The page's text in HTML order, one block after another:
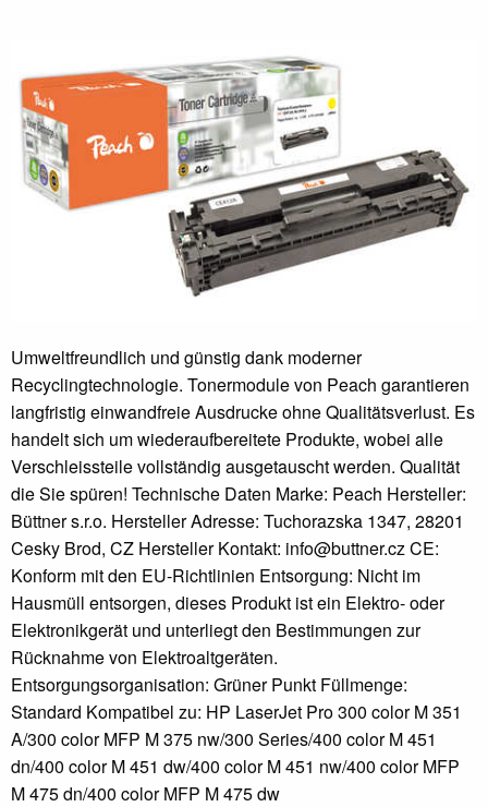
Umweltfreundlich und günstig dank moderner
Recyclingtechnologie. Tonermodule von Peach garantieren
langfristig einwandfreie Ausdrucke ohne Qualitätsverlust. Es
handelt sich um wiederaufbereitete Produkte, wobei alle
Verschleissteile vollständig ausgetauscht werden. Qualität
die Sie spüren! Technische Daten Marke: Peach Hersteller:
Büttner s.r.o. Hersteller Adresse: Tuchorazska 1347, 28201
Cesky Brod, CZ Hersteller Kontakt: info@buttner.cz CE:
Konform mit den EU-Richtlinien Entsorgung: Nicht im
Hausmüll entsorgen, dieses Produkt ist ein Elektro- oder
Elektronikgerät und unterliegt den Bestimmungen zur
Rücknahme von Elektroaltgeräten.
Entsorgungsorganisation: Grüner Punkt Füllmenge:
Standard Kompatibel zu: HP LaserJet Pro 300 color M 351
A/300 color MFP M 375 nw/300 Series/400 color M 451
dn/400 color M 451 dw/400 color M 451 nw/400 color MFP
M 475 dn/400 color MFP M 475 dw